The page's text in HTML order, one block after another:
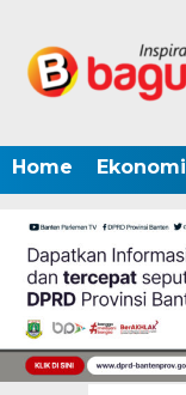
Home Ekonomi